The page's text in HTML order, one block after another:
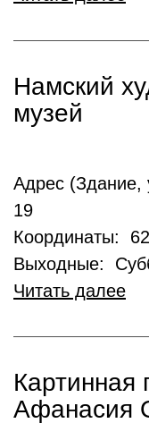
Намский
музей
Адрес (Здание,
19
Координаты:
Выходные:
Читать далее
Картинная
Афанасия